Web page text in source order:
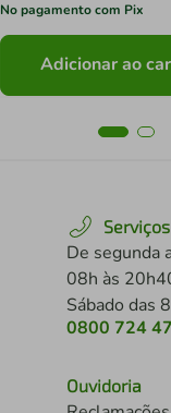
No pagamento com Pix
Adicionar ao
De segunda
08h às
Sábado das
0800 724
Ouvidoria